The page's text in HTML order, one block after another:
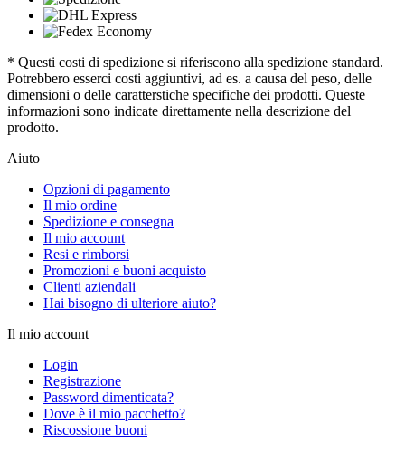
* Questi costi di spedizione si riferiscono alla spedizione standard.
Potrebbero esserci costi aggiuntivi, ad es. a causa del peso, delle
dimensioni o delle caratterstiche specifiche dei prodotti. Queste
informazioni sono indicate direttamente nella descrizione del
prodotto.
Aiuto
Opzioni di pagamento
Il mio ordine
Spedizione e consegna
Il mio account
Resi e rimborsi
Promozioni e buoni acquisto
Clienti aziendali
Hai bisogno di ulteriore aiuto?
Il mio account
Login
Registrazione
Password dimenticata?
Dove è il mio pacchetto?
Riscossione buoni